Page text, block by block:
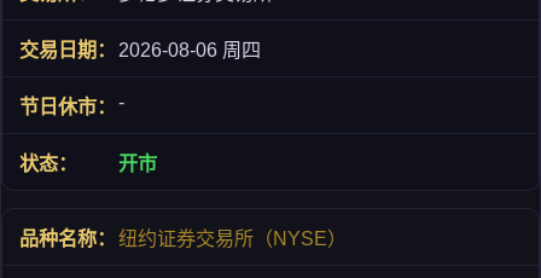
2026-08-06 周四
-
开市
纽约证券交易所（NYSE）